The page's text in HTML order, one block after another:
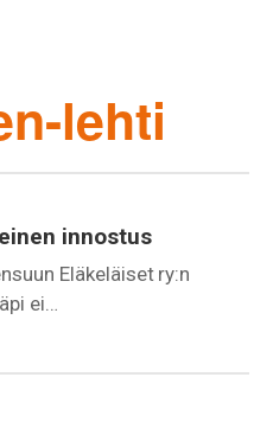
lehti
innostus
Eläkeläiset ry:n
ei…